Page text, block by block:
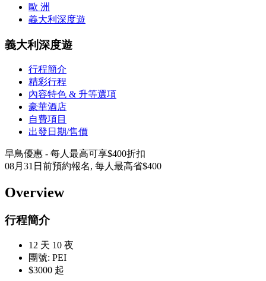
歐 洲
義大利深度遊
義大利深度遊
行程簡介
精彩行程
內容特色 & 升等選項
豪華酒店
自費項目
出發日期/售價
早鳥優惠 - 每人最高可享$400折扣
08月31日前預約報名, 每人最高省$400
Overview
行程簡介
12 天 10 夜
團號: PEI
$3000 起